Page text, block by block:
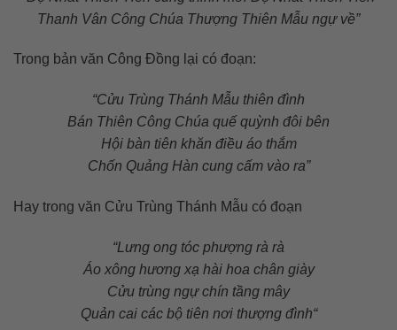
Thanh Vân Công Chúa Thượng Thiên Mẫu ngự về”
Trong bản văn Công Đồng lại có đoạn:
“Cửu Trùng Thánh Mẫu thiên đình
Bán Thiên Công Chúa quế quỳnh đôi bên
Hội bàn tiên khăn điều áo thắm
Chốn Quảng Hàn cung cấm vào ra”
Hay trong văn Cửu Trùng Thánh Mẫu có đoạn
“Lưng ong tóc phượng rà rà
Áo xông hương xạ hài hoa chân giày
Cửu trùng ngự chín tầng mây
Quản cai các bộ tiên nơi thượng đình“